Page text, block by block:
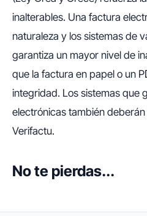
inalterables. Una factura
naturaleza y los sistemas de
garantiza un mayor nivel de
que la factura en papel o un
integridad. Los sistemas que
electrónicas también
Verifactu.
No te pierdas...